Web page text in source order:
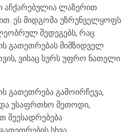
აჩქარებულია ლაზერით
ეს მიდგომა უზრუნველყოფს
შედეგებს, რაც
გათეთრებას მიმზიდველ
ვისაც სურს უფრო ნათელი
გათეთრება გამოირჩევა,
უსაფრთხო მეთოდი,
შეესადრებება